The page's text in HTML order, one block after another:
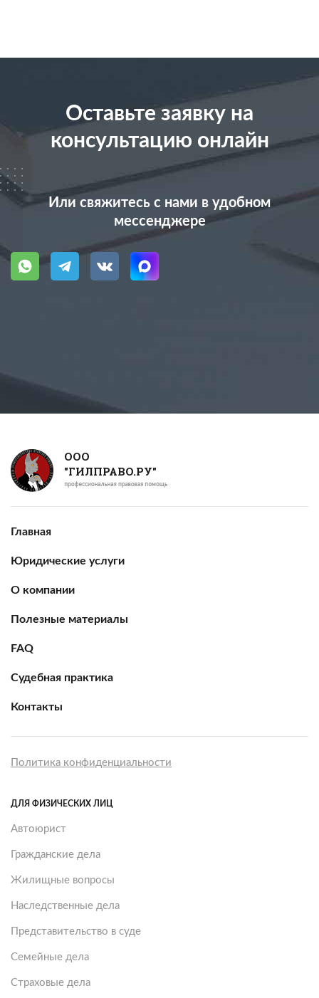
Оставьте заявку на
консультацию онлайн
Или свяжитесь с нами в удобном
мессенджере
ООО
"ГИЛПРАВО.РУ"
Главная
Юридические услуги
О компании
Полезные материалы
FAQ
Судебная практика
Контакты
Политика конфиденциальности
ДЛЯ ФИЗИЧЕСКИХ ЛИЦ
Автоюрист
Гражданские дела
Жилищные вопросы
Наследственные дела
Представительство в суде
Семейные дела
Страховые дела